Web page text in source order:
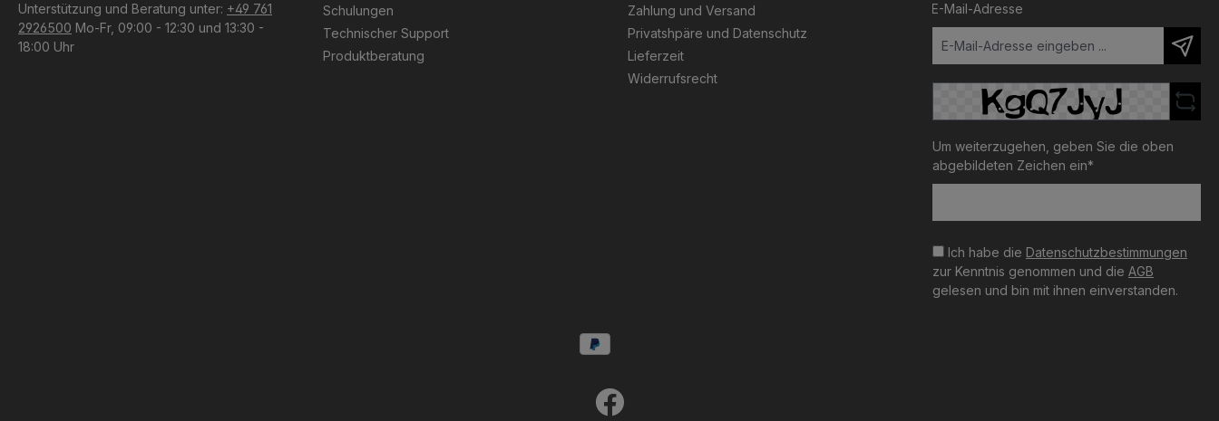
Unterstützung und Beratung unter: +49 761
2926500 Mo-Fr, 09:00 - 12:30 und 13:30 -
18:00 Uhr
Schulungen
Technischer Support
Produktberatung
Zahlung und Versand
Privatshpäre und Datenschutz
Lieferzeit
Widerrufsrecht
E-Mail-Adresse
Um weiterzugehen, geben Sie die oben
abgebildeten Zeichen ein*
Ich habe die Datenschutzbestimmungen
zur Kenntnis genommen und die AGB
gelesen und bin mit ihnen einverstanden.